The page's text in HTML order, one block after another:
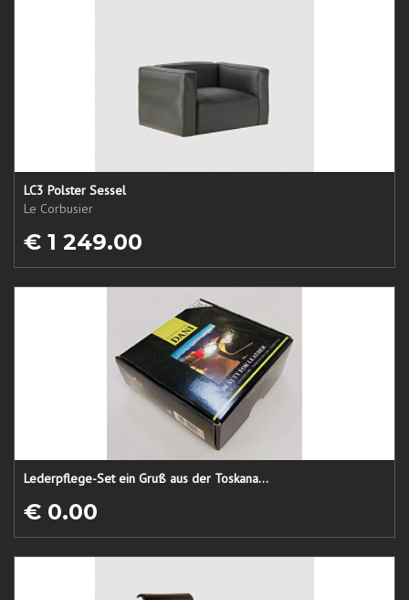
LC3 Polster Sessel
Le Corbusier
€ 1 249.00
Lederpflege-Set ein Gruß aus der Toskana...
€ 0.00